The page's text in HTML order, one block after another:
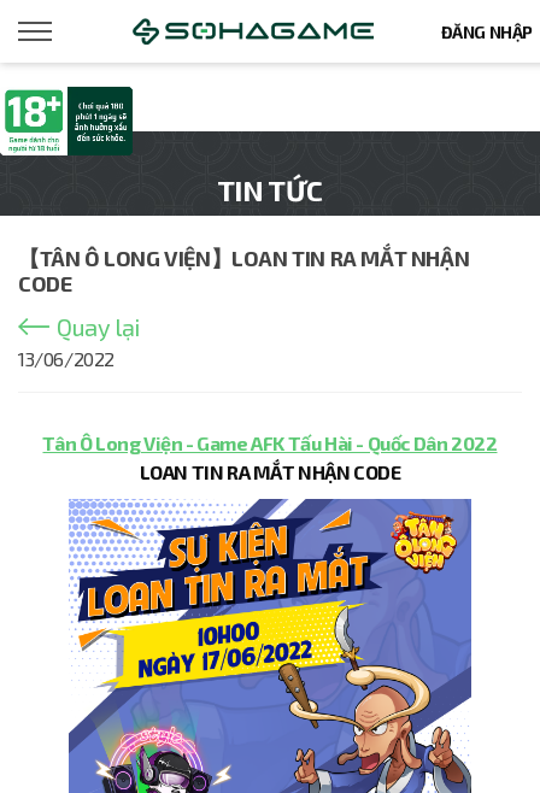
ĐĂNG NHẬP
TIN TỨC
【TÂN Ô LONG VIỆN】LOAN TIN RA MẮT NHẬN
CODE
Quay lại
13/06/2022
Tân Ô Long Viện - Game AFK Tấu Hài - Quốc Dân 2022
LOAN TIN RA MẮT NHẬN CODE